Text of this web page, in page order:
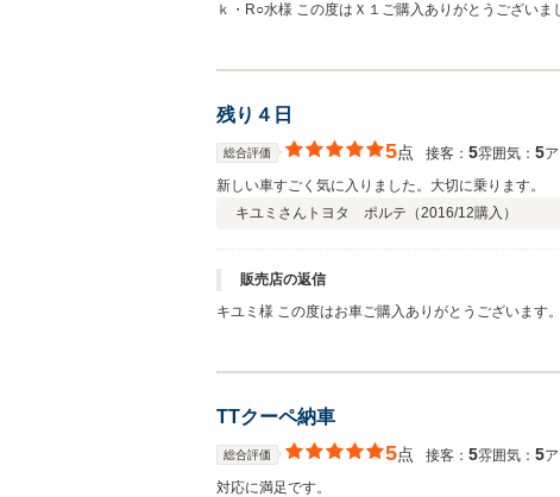
ｋ・R○水様 この度はＸ１ご購入ありがとうござい
残り４日
総合評価 5点 接客： 5雰囲気： 5
新しい車すごく気に入りました。大切に乗ります。
キユミさん トヨタ ポルテ（2016/12購入）
販売店の返信
キユミ様 この度はお車ご購入ありがとうございます
TTクーペ納車
総合評価 5点 接客： 5雰囲気： 5
対応に満足です。